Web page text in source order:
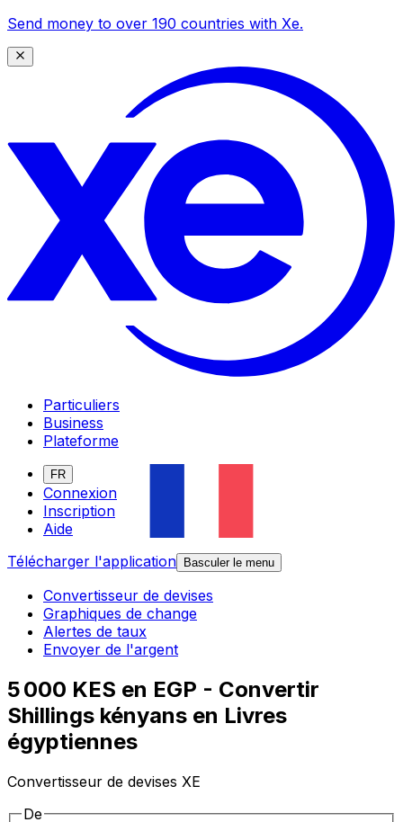
Send money to over 190 countries with Xe.
Particuliers
Business
Plateforme
FR
Connexion
Inscription
Aide
Télécharger l'application
Basculer le menu
Convertisseur de devises
Graphiques de change
Alertes de taux
Envoyer de l'argent
5 000 KES en EGP - Convertir
Shillings kényans en Livres
égyptiennes
Convertisseur de devises XE
De